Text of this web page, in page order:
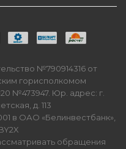
№790914316 от
горисполкомом
№473947. Юр. адрес: г.
д. 113
в ОАО «Белинвестбанк»,
обращения